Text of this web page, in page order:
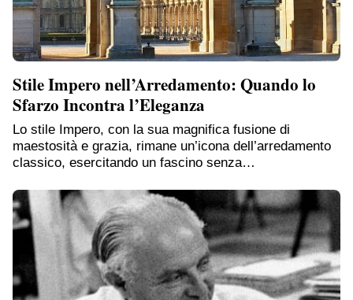
Stile Impero nell’Arredamento: Quando lo
Sfarzo Incontra l’Eleganza
Lo stile Impero, con la sua magnifica fusione di
maestosità e grazia, rimane un’icona dell’arredamento
classico, esercitando un fascino senza…